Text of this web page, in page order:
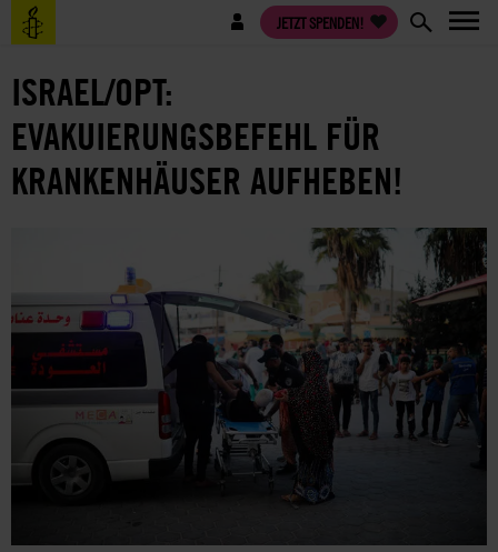
Direkt
zum
Benutzermenü JETZT SPENDEN!
ISRAEL/OPT:
EVAKUIERUNGSBEFEHL FÜR
KRANKENHÄUSER AUFHEBEN!